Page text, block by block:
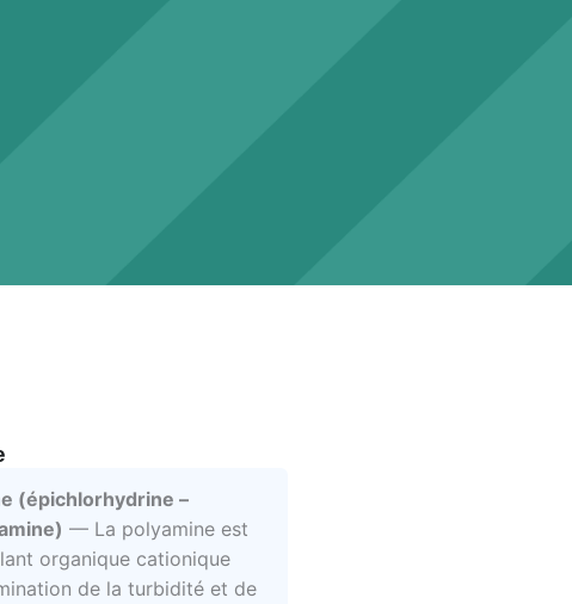
(épichlorhydrine –
— La polyamine est
organique cationique
de la turbidité et de